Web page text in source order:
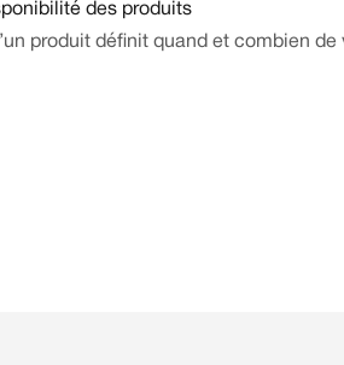
des produits
produit définit quand et combien